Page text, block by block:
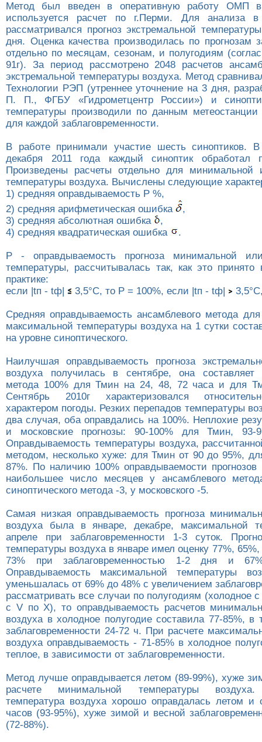
Метод был введен в оперативную работу ОМП в
используется расчет по г.Перми. Для анализа
рассматривался прогноз экстремальной
дня. Оценка качества производилась по прогнозам
отдельно по месяцам, сезонам, и полугодиям
91г). За период рассмотрено 2048 расчетов
экстремальной температуры воздуха. Метод
Технологии РЭП (утреннее уточнение на 3 дня,
П. П., ФГБУ «Гидрометцентр России») и
температуры производили по данным
для каждой заблаговременности.
В работе принимали участие шесть синоптиков.
декабря 2011 года каждый синоптик обработал
Произведены расчеты отдельно для минимальной
температуры воздуха. Вычислены следующие
1) средняя оправдываемость Р %,
2) средняя арифметическая ошибка
,
3) средняя абсолютная ошибка
,
4) средняя квадратическая ошибка
.
Р - оправдываемость прогноза минимальной
температуры, рассчитывалась так, как это принято
практике:
если |tп - tф|
3,5°C, то P = 100%, если |tп - tф|
Средняя оправдываемость ансамблевого метода
максимальной температуры воздуха на 1 сутки
на уровне синоптического.
Наилучшая оправдываемость прогноза
воздуха получилась в сентябре, она составляет
метода 100% для Тмин на 24, 48, 72 часа и для
Сентябрь 2010г характеризовался
характером погоды. Резких перепадов температуры
два случая, оба оправдались на 100%. Неплохие
и московские прогнозы: 90-100% для Тмин, 93-
Оправдываемость температуры воздуха,
методом, несколько хуже: для Тмин от 90 до 95%,
87%. По наличию 100% оправдываемости прогнозов
наибольшее число месяцев у ансамблевого
синоптического метода -3, у московского -5.
Самая низкая оправдываемость прогноза
воздуха была в январе, декабре, максимальной
апреле при заблаговременности 1-3 суток.
температуры воздуха в январе имел оценку 77%,
73% при заблаговременностью 1-2 дня и
Оправдываемость максимальной температуры
уменьшалась от 69% до 48% с увеличением
рассматривать все случаи по полугодиям (холодное
с V по X), то оправдываемость расчетов
воздуха в холодное полугодие составила 77-85%, в
заблаговременности 24-72 ч. При расчете
воздуха оправдываемость - 71-85% в холодное
теплое, в зависимости от заблаговременности.
Метод лучше оправдывается летом (89-99%), хуже
расчете минимальной температуры воздуха.
температура воздуха хорошо оправдалась летом и
часов (93-95%), хуже зимой и весной
(72-88%).